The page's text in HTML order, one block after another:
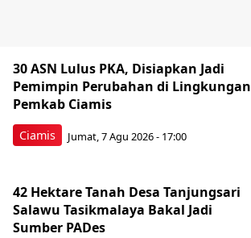
Ciamis
30 ASN Lulus PKA, Disiapkan Jadi
Pemimpin Perubahan di Lingkungan
Pemkab Ciamis
Jumat, 7 Agu 2026 - 17:00
42 Hektare Tanah Desa Tanjungsari
Salawu Tasikmalaya Bakal Jadi
Sumber PADes